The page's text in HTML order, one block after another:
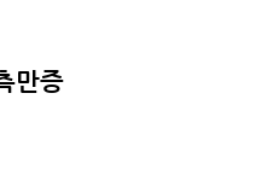
만증